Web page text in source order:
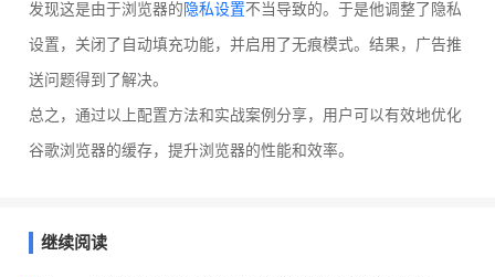
发现这是由于浏览器的 隐私设置不当导致的。于是他调整了隐私
设置，关闭了自动填充功能，并启用了无痕模式。结果，广告推
送问题得到了解决。
总之，通过以上配置方法和实战案例分享，用户可以有效地优化
谷歌浏览器的缓存，提升浏览器的性能和效率。
继续阅读